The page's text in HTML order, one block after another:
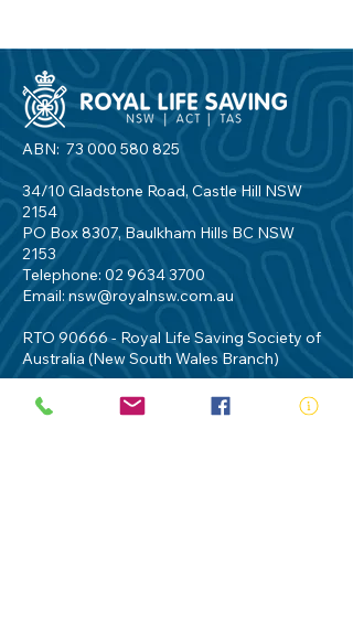
ABN: 73 000 580 825
34/10 Gladstone Road, Castle Hill NSW
2154
PO Box 8307, Baulkham Hills BC NSW
2153
Telephone: 02 9634 3700
Email:nsw@royalnsw.com.au
RTO 90666 - Royal Life Saving Society of
Australia (New South Wales Branch)